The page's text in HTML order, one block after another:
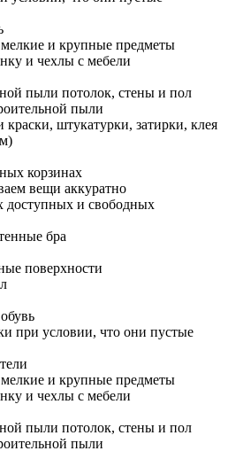
и крупные предметы
и чехлы с мебели
пыли потолок, стены и пол
пыли
штукатурки, затирки, клея
корзинах
вещи аккуратно
доступных и свободных
бра
поверхности
при условии, что они пустые
и крупные предметы
и чехлы с мебели
пыли потолок, стены и пол
пыли